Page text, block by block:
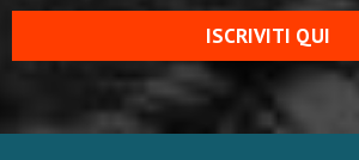
ISCRIVITI QUI